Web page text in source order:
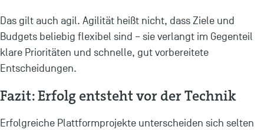
Das gilt auch agil. Agilität heißt nicht, dass Ziele und
Budgets beliebig flexibel sind – sie verlangt im Gegenteil
klare Prioritäten und schnelle, gut vorbereitete
Entscheidungen.
Fazit: Erfolg entsteht vor der Technik
Erfolgreiche Plattformprojekte unterscheiden sich selten